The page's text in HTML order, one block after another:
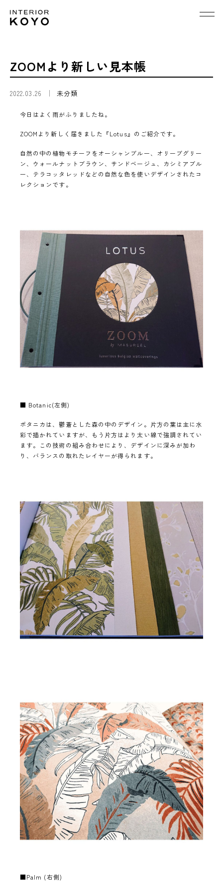
ZOOMより新しい見本帳
2022.03.26 未分類
今日はよく雨がふりましたね。
ZOOMより新しく届きました『Lotus』のご紹介です。
自然の中の植物モチーフをオーシャンブルー、オリーブグリー
ン、ウォールナットブラウン、サンドベージュ、カシミアブル
ー、テラコッタレッドなどの自然な色を使いデザインされたコ
レクションです。
■ Botanic(左側)
ボタニカは、鬱蒼とした森の中のデザイン。片方の葉は主に水
彩で描かれていますが、もう片方はより太い線で強調されてい
ます。この技術の組み合わせにより、デザインに深みが加わ
り、バランスの取れたレイヤーが得られます。
■Palm (右側)